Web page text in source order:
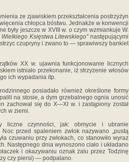
ze zja­wiskiem przekształcenia postrzyżyn
chłopca bó­stwu. Jednakże w konwencji
były jeszcze w XVIII w. o czym wzmiankuje W.
Księstwa Litewskiego"następującymi
czupryny i zwano to — sprawiwszy bankiet
XX w. ujawnia funk­cjonowanie licznych
istniało przekonanie, iż strzyże­nie włosów
ich wypadania itp.
posiadało również określone formy
na stosie, a dym grzebalnego ognia unosić
zachował się do X—XI w. i zastąpiony został
w ziemi.
liczne czynności, jak: obmycie i ubra­nie
przed spaleniem zwłok nazywano „pustą
czuwaniu przy zwłokach, co stanowiło wyraz
Na­stępnego dnia wynoszono ciało i układano
i oka­zywaniu oznak żalu przez Todzinę
czy piersi) — podpa­lano.